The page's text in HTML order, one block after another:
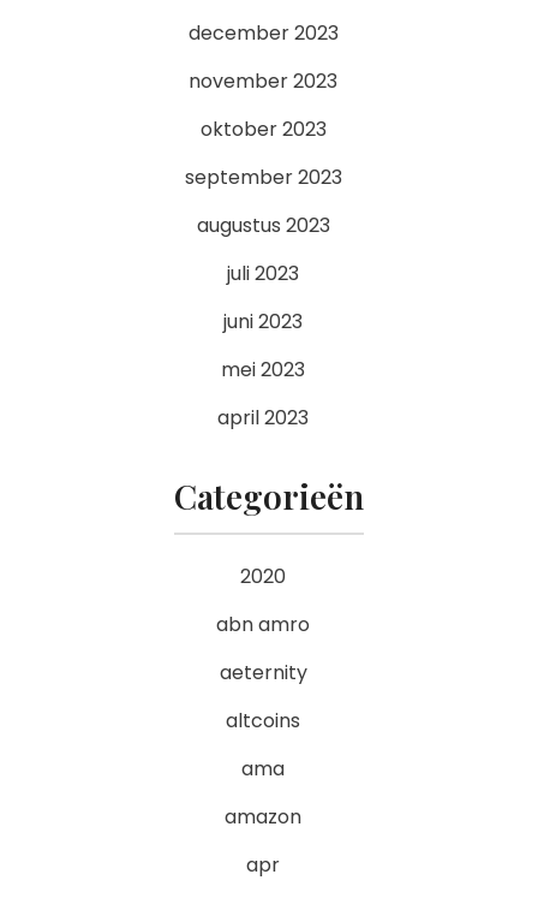
december 2023
november 2023
oktober 2023
september 2023
augustus 2023
juli 2023
juni 2023
mei 2023
april 2023
Categorieën
2020
abn amro
aeternity
altcoins
ama
amazon
apr